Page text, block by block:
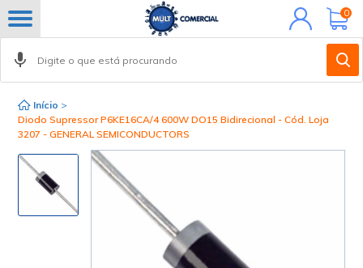
Minha
conta
0
Início >
Diodo Supressor P6KE16CA/4 600W DO15 Bidirecional - Cód. Loja
3207 - GENERAL SEMICONDUCTORS